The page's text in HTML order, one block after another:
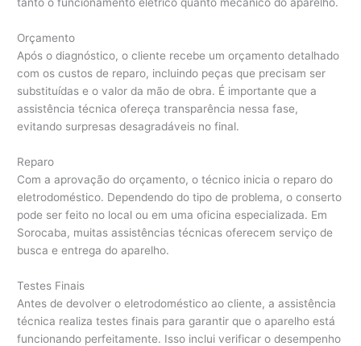
tanto o funcionamento elétrico quanto mecânico do aparelho.
Orçamento
Após o diagnóstico, o cliente recebe um orçamento detalhado
com os custos de reparo, incluindo peças que precisam ser
substituídas e o valor da mão de obra. É importante que a
assistência técnica ofereça transparência nessa fase,
evitando surpresas desagradáveis no final.
Reparo
Com a aprovação do orçamento, o técnico inicia o reparo do
eletrodoméstico. Dependendo do tipo de problema, o conserto
pode ser feito no local ou em uma oficina especializada. Em
Sorocaba, muitas assistências técnicas oferecem serviço de
busca e entrega do aparelho.
Testes Finais
Antes de devolver o eletrodoméstico ao cliente, a assistência
técnica realiza testes finais para garantir que o aparelho está
funcionando perfeitamente. Isso inclui verificar o desempenho